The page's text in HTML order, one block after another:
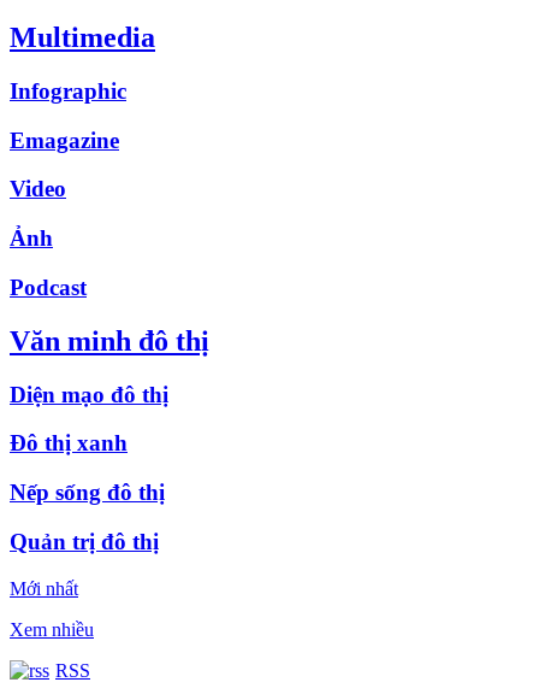
Multimedia
Infographic
Emagazine
Video
Ảnh
Podcast
Văn minh đô thị
Diện mạo đô thị
Đô thị xanh
Nếp sống đô thị
Quản trị đô thị
Mới nhất
Xem nhiều
RSS